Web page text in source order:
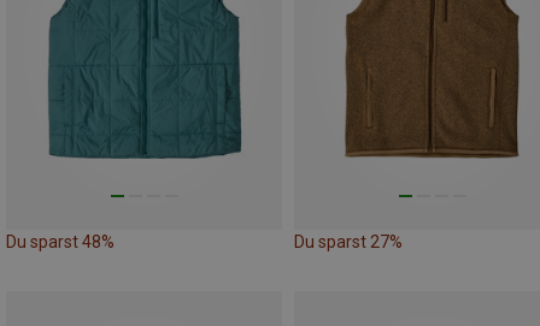
Du sparst 48% Du sparst 27%